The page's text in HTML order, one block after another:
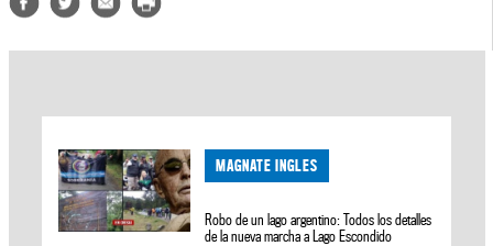
MAGNATE INGLES
Robo de un lago argentino: Todos los detalles
de la nueva marcha a Lago Escondido